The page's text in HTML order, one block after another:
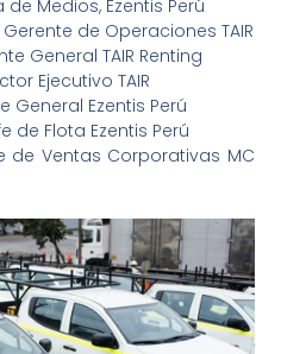
Medios, Ezentis Perú
de Operaciones TAIR
General TAIR Renting
Ejecutivo TAIR
General Ezentis Perú
de Flota Ezentis Perú
de Ventas Corporativas MC